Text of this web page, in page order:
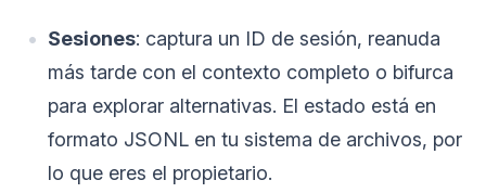
Sesiones: captura un ID de sesión, reanuda
más tarde con el contexto completo o bifurca
para explorar alternativas. El estado está en
formato JSONL en tu sistema de archivos, por
lo que eres el propietario.